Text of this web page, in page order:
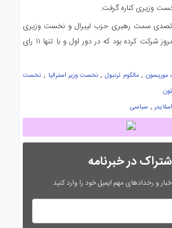
وزیری کناره گرفت.
تصدی سمت رهبری حزب لیبرال و نخست وزیری
استرالیا در رای گیری امروز شرکت کرده بود که در دور اول و با تنها ۱۱ رای
موریسون,مالکوم ترنبول,نخست وزیر استرالیا , نخست
اسلایدر, سیاسی
در خبرنامه
و رخدادهای مهم ایمیل خود را وارد کنید